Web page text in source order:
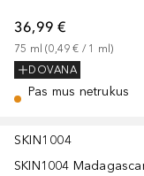
36,99 €
75 ml (0,49 € / 1 ml)
DOVANA
Pas mus netrukus
SKIN1004